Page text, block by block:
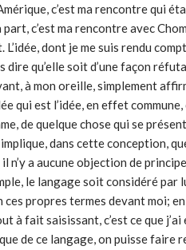
c’est ma rencontre qui
c’est ma rencontre avec
dont je me suis rendu
qu’elle soit d’une façon
à mon oreille, simplement
qui est l’idée, en effet
de quelque chose qui se
dans cette conception,
a aucune objection de
le langage soit considéré par
propres termes devant moi;
à fait saisissant, c’est ce que j’ai
de ce langage, on puisse faire